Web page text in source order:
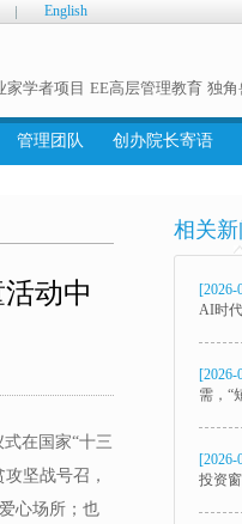
English
家学者项目 EE高层管理教育 独角
管理团队 创办院长寄语
动中
在国家“十三
坚战号召，
心场所；也
相关新
[2026-
AI时
[2026-
需，“
[2026-
投资